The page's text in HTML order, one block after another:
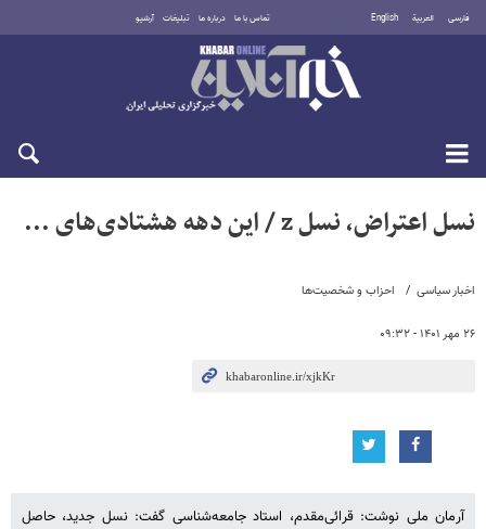
فارسی العربية English تماس با ما درباره ما تبلیغات آرشیو
شنبه ۱۷ مرداد ۱۴۰۵
اخبار سیاسی احزاب و شخصیت‌ها
۲۶ مهر ۱۴۰۱ - ۰۹:۳۲
نسل اعتراض، نسل z / این دهه هشتادی‌های ...
آرمان ملی نوشت: قرائی‌مقدم، استاد جامعه‌شناسی گفت: نسل جدید، حاصل